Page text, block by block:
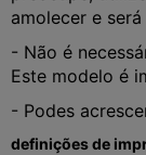
amolecer e
- Não é
Este modelo é
- Podes
definições de